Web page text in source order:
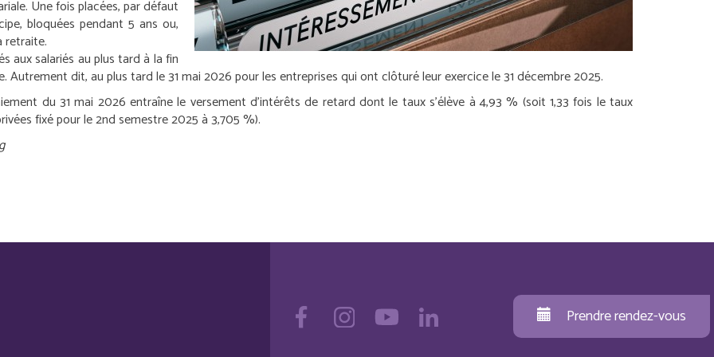
Une fois placées, par défaut
bloquées pendant 5 ans ou,
retraite.
aux salariés au plus tard à la fin
dit, au plus tard le 31 mai 2026 pour les entreprises qui ont clôturé leur exercice le 31 décembre 2025.
du 31 mai 2026 entraîne le versement d’intérêts de retard dont le taux s’élève à 4,93 % (soit 1,33 fois le taux
fixé pour le 2ndsemestre 2025 à 3,705 %).
Prendre rendez-vous